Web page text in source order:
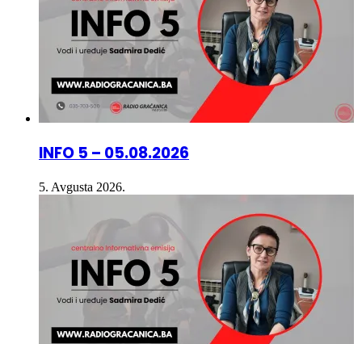
INFO 5 – 05.08.2026
5. Avgusta 2026.